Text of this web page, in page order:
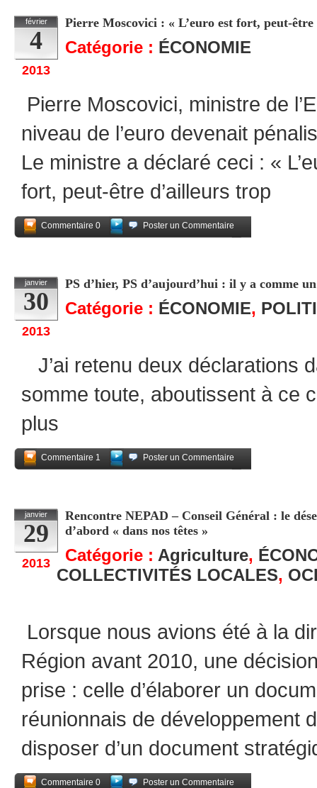
février
4
2013
Pierre Moscovici : « L’euro est fort, peut-
Catégorie : ÉCONOMIE
Pierre Moscovici, ministre de
niveau de l’euro devenait
Le ministre a déclaré ceci : «
fort, peut-être d’ailleurs trop
Commentaire 0
Poster un Commentaire
janvier
30
2013
PS d’hier, PS d’aujourd’hui : il y a comme
Catégorie : ÉCONOMIE,
J’ai retenu deux déclarations
somme toute, aboutissent à ce
plus
Commentaire 1
Poster un Commentaire
janvier
29
2013
Rencontre NEPAD – Conseil Général : le
d’abord « dans nos têtes »
Catégorie : Agriculture,
COLLECTIVITÉS LOCALES,
Lorsque nous avions été à la
Région avant 2010, une
prise : celle d’élaborer un
réunionnais de développement
disposer d’un document
Commentaire 0
Poster un Commentaire